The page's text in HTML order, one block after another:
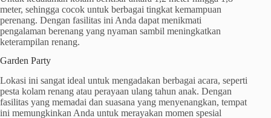
meter, sehingga cocok untuk berbagai tingkat kemampuan
perenang. Dengan fasilitas ini Anda dapat menikmati
pengalaman berenang yang nyaman sambil meningkatkan
keterampilan renang.
Garden Party
Lokasi ini sangat ideal untuk mengadakan berbagai acara, seperti
pesta kolam renang atau perayaan ulang tahun anak. Dengan
fasilitas yang memadai dan suasana yang menyenangkan, tempat
ini memungkinkan Anda untuk merayakan momen spesial